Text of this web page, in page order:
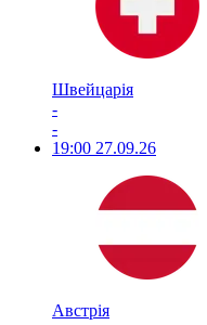
Швейцарія
-
-
19:00 27.09.26
Австрія